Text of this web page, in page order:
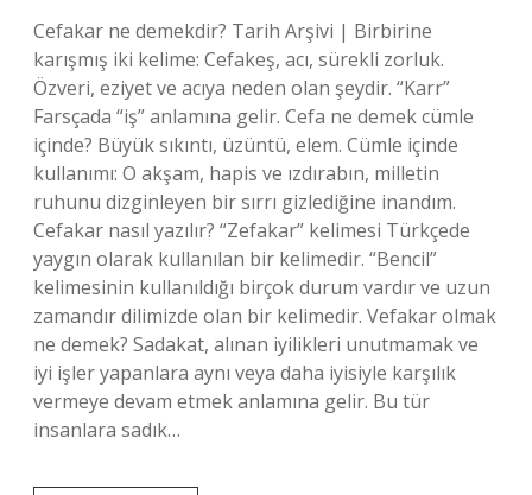
Cefakar ne demekdir? Tarih Arşivi | Birbirine
karışmış iki kelime: Cefakeş, acı, sürekli zorluk.
Özveri, eziyet ve acıya neden olan şeydir. “Karr”
Farsçada “iş” anlamına gelir. Cefa ne demek cümle
içinde? Büyük sıkıntı, üzüntü, elem. Cümle içinde
kullanımı: O akşam, hapis ve ızdırabın, milletin
ruhunu dizginleyen bir sırrı gizlediğine inandım.
Cefakar nasıl yazılır? “Zefakar” kelimesi Türkçede
yaygın olarak kullanılan bir kelimedir. “Bencil”
kelimesinin kullanıldığı birçok durum vardır ve uzun
zamandır dilimizde olan bir kelimedir. Vefakar olmak
ne demek? Sadakat, alınan iyilikleri unutmamak ve
iyi işler yapanlara aynı veya daha iyisiyle karşılık
vermeye devam etmek anlamına gelir. Bu tür
insanlara sadık…